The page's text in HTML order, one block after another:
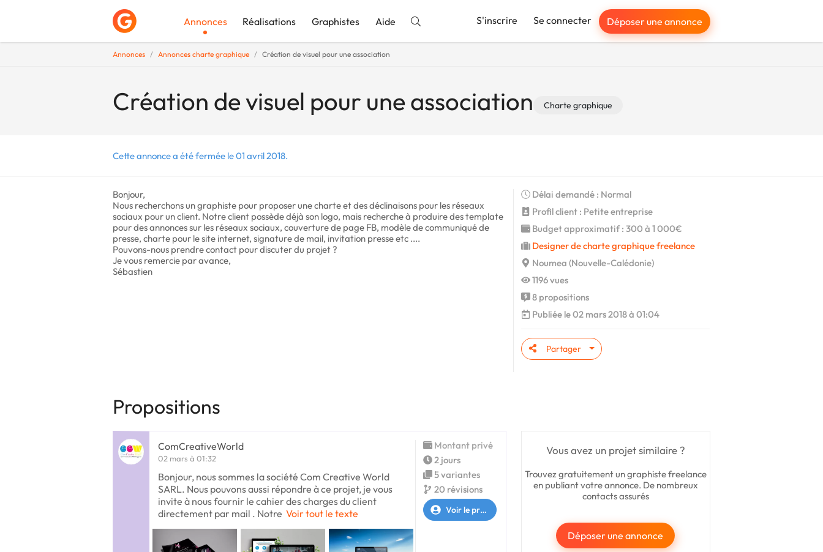
Annonces Réalisations Graphistes Aide S'inscrire Se connecter Déposer une annonce
Annonces Annonces charte graphique Création de visuel pour une association
Création de visuel pour une association Charte graphique
Cette annonce a été fermée le 01 avril 2018.
Bonjour,
Nous recherchons un graphiste pour proposer une charte et des déclinaisons pour les réseaux
sociaux pour un client. Notre client possède déjà son logo, mais recherche à produire des template
pour des annonces sur les réseaux sociaux, couverture de page FB, modèle de communiqué de
presse, charte pour le site internet, signature de mail, invitation presse etc ....
Pouvons-nous prendre contact pour discuter du projet ?
Je vous remercie par avance,
Sébastien
Délai demandé : Normal
Profil client : Petite entreprise
Budget approximatif : 300 à 1 000€
Designer de charte graphique freelance
Noumea (Nouvelle-Calédonie)
1196 vues
8 propositions
Publiée le 02 mars 2018 à 01:04
Partager
Propositions
Vous avez un projet similaire ?
Trouvez gratuitement un graphiste freelance
en publiant votre annonce. De nombreux
contacts assurés
Déposer une annonce
ComCreativeWorld
02 mars à 01:32
Bonjour, nous sommes la société Com Creative World
SARL. Nous pouvons aussi répondre à ce projet, je vous
invite à nous fournir le cahier des charges du client
directement par mail . Notre Voir tout le texte
Montant privé
2 jours
5 variantes
20 révisions
Voir le profil